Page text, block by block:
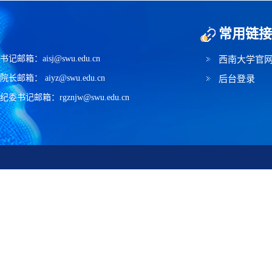
书记邮箱：aisj@swu.edu.cn
院长邮箱： aiyz@swu.edu.cn
纪委书记邮箱：rgznjw@swu.edu.cn
常用链接
西南大学官
后台登录